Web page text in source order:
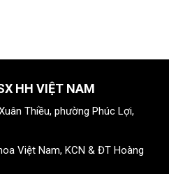
HH VIỆT NAM
Thiều, phường Phúc Lợi,
Việt Nam, KCN & ĐT Hoàng